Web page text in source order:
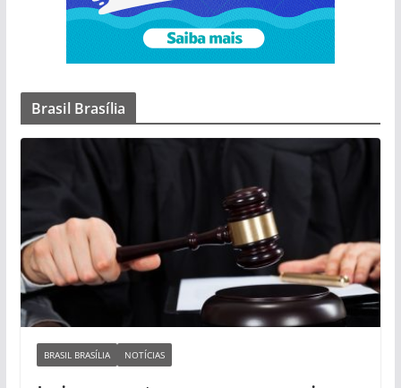
Brasil Brasília
BRASIL BRASÍLIA NOTÍCIAS